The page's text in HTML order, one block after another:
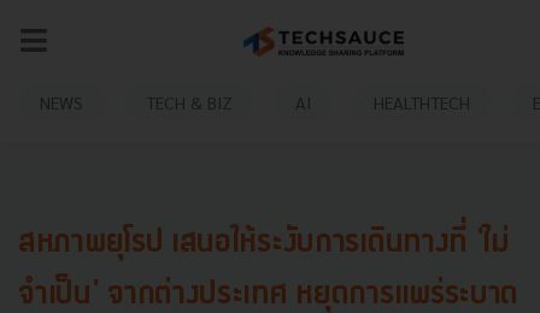
NEWS TECH & BIZ AI HEALTHTECH
สหภาพยุโรป เสนอให้ระงับการเดินทางที่ 'ไม่
จำเป็น' จากต่างประเทศ หยุดการแพร่ระบาด